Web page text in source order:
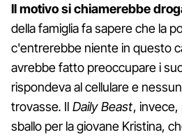
Il motivo si chiamerebbe
della famiglia fa sapere che la
c'entrerebbe niente in questo
avrebbe fatto preoccupare i
rispondeva al cellulare e
trovasse. Il Daily Beast, invece,
sballo per la giovane Kristina,